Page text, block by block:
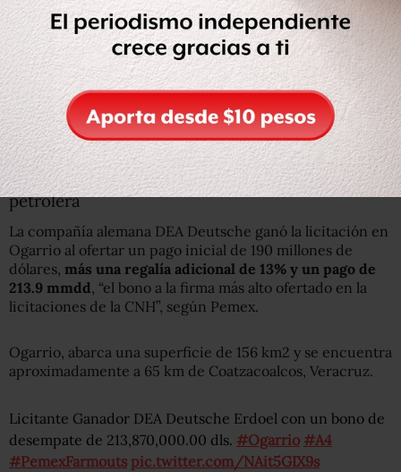
El licitante ganador del área contractual Cárdenas-Mora
es la empresa egipcia Cheiron Holdings Limited.
#FarmoutsPemex pic.twitter.com/p3LJKye4g0
— SENER México (@SENER_mx)4 de octubre de 2017
Ogarrio, un campo maduro de gran reserva
petrolera
La compañía alemana DEA Deutsche ganó la licitación en
Ogarrio al ofertar un pago inicial de 190 millones de
dólares, más una regalía adicional de 13% y un pago de
213.9 mmdd , “el bono a la firma más alto ofertado en la
licitaciones de la CNH”, según Pemex.
Ogarrio, abarca una superficie de 156 km2 y se encuentra
aproximadamente a 65 km de Coatzacoalcos, Veracruz.
Licitante Ganador DEA Deutsche Erdoel con un bono de
desempate de 213,870,000.00 dls. #Ogarrio #A4
#PemexFarmouts pic.twitter.com/NAit5GIX9s